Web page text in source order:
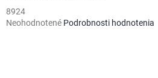
8924
Priemerné
Neohodnotené Podrobnosti hodnotenia